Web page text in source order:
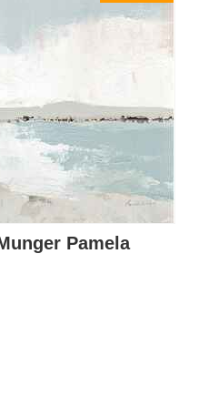
Pamela